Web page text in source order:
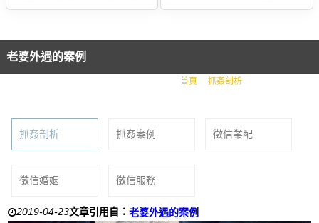
老婆外遇的案例
首頁 抓姦剖析
抓姦剖析 抓姦案例 徵信業配
徵信婚姻 徵信服務
2019-04-23文章引用自：老婆外遇的案例